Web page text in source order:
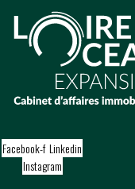
nFacebook-f Linkedin
Instagram